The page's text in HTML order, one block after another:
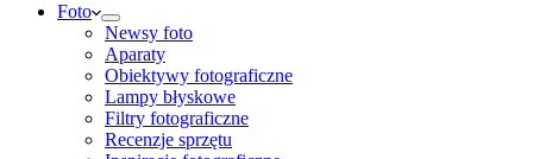
Foto
Newsy foto
Aparaty
Obiektywy fotograficzne
Lampy błyskowe
Filtry fotograficzne
Recenzje sprzętu